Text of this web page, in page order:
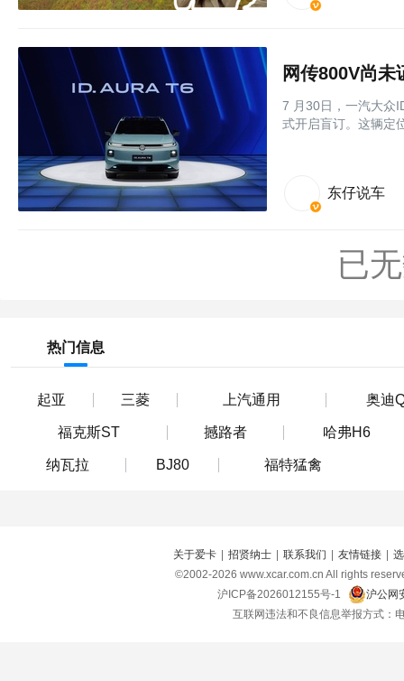
网传800V尚
7 月30日，一汽大众
式开启盲订。这辆定
东仔说车
已
热门信息
起亚 三菱 上汽通用 奥迪
福克斯ST 撼路者 哈弗H6
纳瓦拉 BJ80 福特猛禽
关于爱卡 招贤纳士 联系我们 友情链接
©2002-2026 www.xcar.com.cn All rights
沪ICP备2026012155号-1
沪公网
互联网违法和不良信息举报方式：